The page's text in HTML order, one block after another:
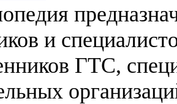
и
ГТС,